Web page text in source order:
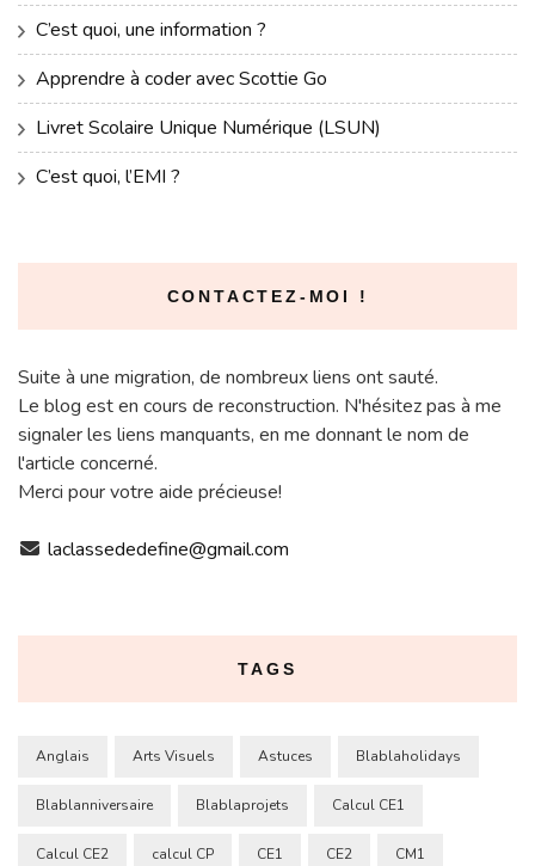
C’est quoi, une information ?
Apprendre à coder avec Scottie Go
Livret Scolaire Unique Numérique (LSUN)
C’est quoi, l’EMI ?
CONTACTEZ-MOI !
Suite à une migration, de nombreux liens ont sauté.
Le blog est en cours de reconstruction. N'hésitez pas à me
signaler les liens manquants, en me donnant le nom de
l'article concerné.
Merci pour votre aide précieuse!
laclassededefine@gmail.com
TAGS
Anglais Arts Visuels Astuces Blablaholidays
Blablanniversaire Blablaprojets Calcul CE1
Calcul CE2 calcul CP CE1 CE2 CM1